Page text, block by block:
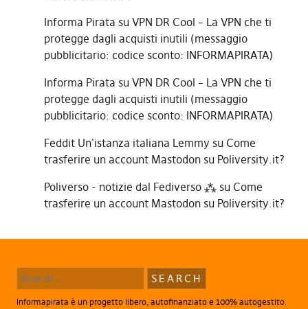
Informa Pirata su VPN DR Cool – La VPN che ti
protegge dagli acquisti inutili (messaggio
pubblicitario: codice sconto: INFORMAPIRATA)
Informa Pirata su VPN DR Cool – La VPN che ti
protegge dagli acquisti inutili (messaggio
pubblicitario: codice sconto: INFORMAPIRATA)
Feddit Un'istanza italiana Lemmy su Come
trasferire un account Mastodon su Poliversity.it?
Poliverso - notizie dal Fediverso ⁂su Come
trasferire un account Mastodon su Poliversity.it?
Informapirata è un progetto libero, autofinanziato e 100% autogestito.